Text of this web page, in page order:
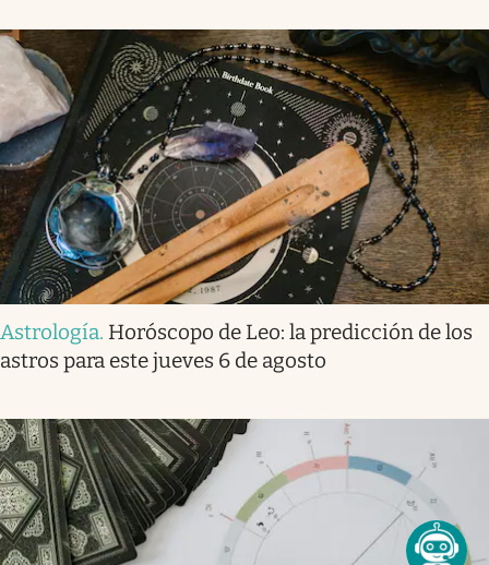
Astrología. Horóscopo de Leo: la predicción de los
astros para este jueves 6 de agosto